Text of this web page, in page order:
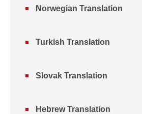
Norwegian Translation
Turkish Translation
Slovak Translation
Hebrew Translation